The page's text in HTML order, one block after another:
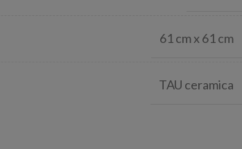
61 cm x 61 cm
TAU ceramica